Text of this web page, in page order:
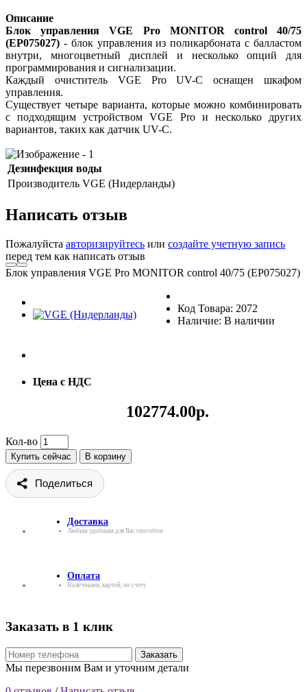
Описание
Блок управления VGE Pro MONITOR control 40/75
(EP075027) - блок управления из поликарбоната с балластом
внутри, многоцветный дисплей и несколько опций для
программирования и сигнализации.
Каждый очиститель VGE Pro UV-C оснащен шкафом
управления.
Существует четыре варианта, которые можно комбинировать
с подходящим устройством VGE Pro и несколько других
вариантов, таких как датчик UV-C.
Дезинфекция воды
Производитель VGE (Нидерланды)
Написать отзыв
Пожалуйста авторизируйтесь или создайте учетную запись
перед тем как написать отзыв
Блок управления VGE Pro MONITOR control 40/75 (EP075027)
Код Товара: 2072
Наличие: В наличии
Цена с НДС
102774.00р.
Кол-во
Купить сейчас В корзину
Поделиться
Доставка
Любым удобным для Вас способом
Оплата
Наличными, картой, по счету
Заказать в 1 клик
Заказать
Мы перезвоним Вам и уточним детали